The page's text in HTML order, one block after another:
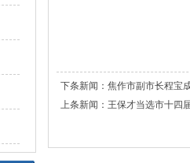
下条新闻： 焦作市副市长程宝
上条新闻： 王保才当选市十四